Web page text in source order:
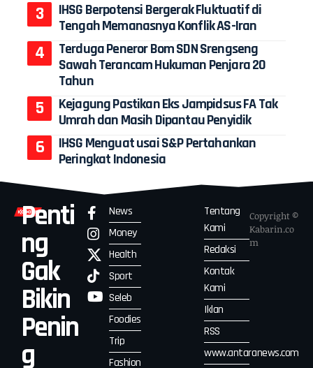
IHSG Berpotensi Bergerak Fluktuatif di
Tengah Memanasnya Konflik AS-Iran
Terduga Peneror Bom SDN Srengseng
Sawah Terancam Hukuman Penjara 20
Tahun
Kejagung Pastikan Eks Jampidsus FA Tak
Umrah dan Masih Dipantau Penyidik
IHSG Menguat usai S&P Pertahankan
Peringkat Indonesia
Penti
ng
Gak
Bikin
Penin
g
News
Money
Health
Sport
Seleb
Foodies
Trip
Fashion
Tentang
Kami
Redaksi
Kontak
Kami
Iklan
RSS
www.antaranews.com
Copyright ©
Kabarin.co
m